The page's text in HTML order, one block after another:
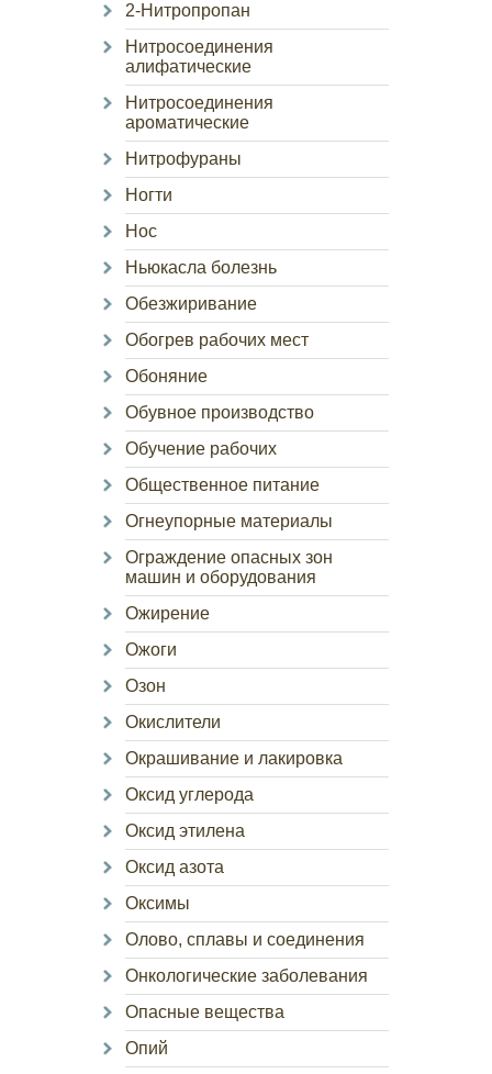
2-Нитропропан
Нитросоединения
алифатические
Нитросоединения
ароматические
Нитрофураны
Ногти
Нос
Ньюкасла болезнь
Обезжиривание
Обогрев рабочих мест
Обоняние
Обувное производство
Обучение рабочих
Общественное питание
Огнеупорные материалы
Ограждение опасных зон
машин и оборудования
Ожирение
Ожоги
Озон
Окислители
Окрашивание и лакировка
Оксид углерода
Оксид этилена
Оксид азота
Оксимы
Олово, сплавы и соединения
Онкологические заболевания
Опасные вещества
Опий